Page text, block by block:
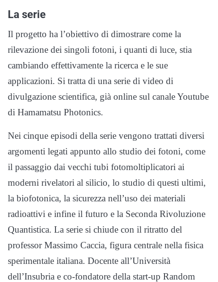
La serie
Il progetto ha l’obiettivo di dimostrare come la
rilevazione dei singoli fotoni, i quanti di luce, stia
cambiando effettivamente la ricerca e le sue
applicazioni. Si tratta di una serie di video di
divulgazione scientifica, già online sul canale Youtube
di Hamamatsu Photonics.
Nei cinque episodi della serie vengono trattati diversi
argomenti legati appunto allo studio dei fotoni, come
il passaggio dai vecchi tubi fotomoltiplicatori ai
moderni rivelatori al silicio, lo studio di questi ultimi,
la biofotonica, la sicurezza nell’uso dei materiali
radioattivi e infine il futuro e la Seconda Rivoluzione
Quantistica. La serie si chiude con il ritratto del
professor Massimo Caccia, figura centrale nella fisica
sperimentale italiana. Docente all’Università
dell’Insubria e co-fondatore della start-up Random